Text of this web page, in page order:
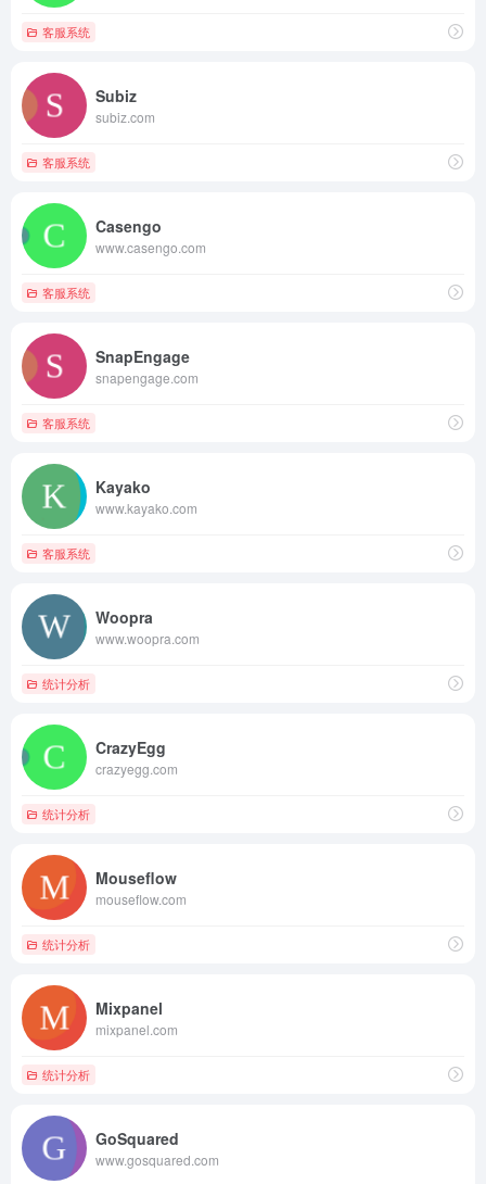
客服系统
Subiz
subiz.com
客服系统
Casengo
www.casengo.com
客服系统
SnapEngage
snapengage.com
客服系统
Kayako
www.kayako.com
客服系统
Woopra
www.woopra.com
统计分析
CrazyEgg
crazyegg.com
统计分析
Mouseflow
mouseflow.com
统计分析
Mixpanel
mixpanel.com
统计分析
GoSquared
www.gosquared.com